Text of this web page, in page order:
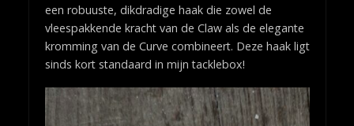
een robuuste, dikdradige haak die zowel de
vleespakkende kracht van de Claw als de elegante
kromming van de Curve combineert. Deze haak ligt
sinds kort standaard in mijn tacklebox!